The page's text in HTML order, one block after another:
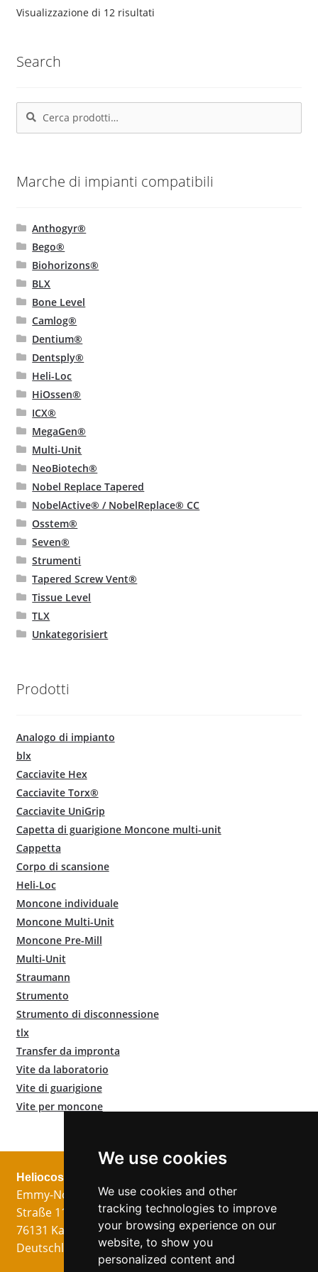
We use cookies
We use cookies and other
tracking technologies to improve
your browsing experience on our
website, to show you
personalized content and
pagina
prodotto
Visualizzazione di 12 risultatiPopolarità
Search
Cerca:
Cerca
Marche di impianti compatibili
Anthogyr®
Bego®
Biohorizons®
BLX
Bone Level
Camlog®
Dentium®
Dentsply®
Heli-Loc
HiOssen®
ICX®
MegaGen®
Multi-Unit
NeoBiotech®
Nobel Replace Tapered
NobelActive® / NobelReplace® CC
Osstem®
Seven®
Strumenti
Tapered Screw Vent®
Tissue Level
TLX
Unkategorisiert
Prodotti
Analogo di impianto
blx
Cacciavite Hex
Cacciavite Torx®
Cacciavite UniGrip
Capetta di guarigione Moncone multi-unit
Cappetta
Corpo di scansione
Heli-Loc
Moncone individuale
Moncone Multi-Unit
Moncone Pre-Mill
Multi-Unit
Straumann
Strumento
Strumento di disconnessione
tlx
Transfer da impronta
Vite da laboratorio
Vite di guarigione
Vite per moncone
Heliocos GmbH
Emmy-Noether-
Straße 11
76131 Karlsruhe
Deutschland
Impronta
Protezione dei
dati
Condizioni